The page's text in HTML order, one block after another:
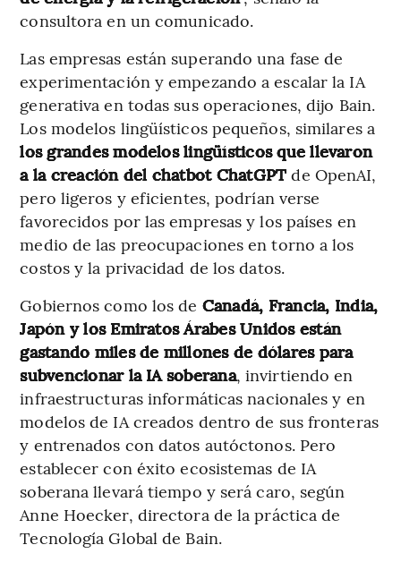
consultora en un comunicado.
Las empresas están superando una fase de
experimentación y empezando a escalar la IA
generativa en todas sus operaciones, dijo Bain.
Los modelos lingüísticos pequeños, similares a
los grandes modelos lingüísticos que llevaron
a la creación del chatbot ChatGPT de OpenAI,
pero ligeros y eficientes, podrían verse
favorecidos por las empresas y los países en
medio de las preocupaciones en torno a los
costos y la privacidad de los datos.
Gobiernos como los de Canadá, Francia, India,
Japón y los Emiratos Árabes Unidos están
gastando miles de millones de dólares para
subvencionar la IA soberana, invirtiendo en
infraestructuras informáticas nacionales y en
modelos de IA creados dentro de sus fronteras
y entrenados con datos autóctonos. Pero
establecer con éxito ecosistemas de IA
soberana llevará tiempo y será caro, según
Anne Hoecker, directora de la práctica de
Tecnología Global de Bain.